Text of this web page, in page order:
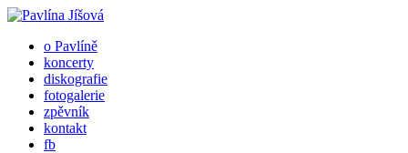
o Pavlíně
koncerty
diskografie
fotogalerie
zpěvník
kontakt
fb